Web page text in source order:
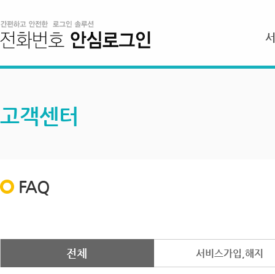
고객센터
FAQ
전체 서비스가입,해지